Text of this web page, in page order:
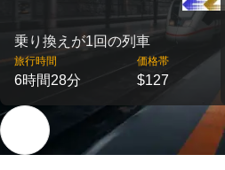
乗り換えが1回の列車
旅行時間
6時間28分
価格帯
$127